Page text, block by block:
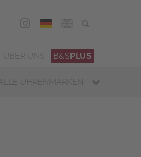
DEU
B&SPLUS
ALLE UHRENMARKEN